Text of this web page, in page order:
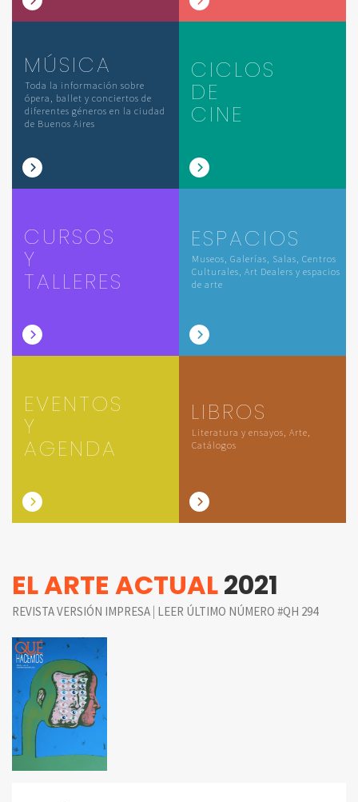
MÚSICA
Toda la información sobre
ópera, ballet y conciertos de
diferentes géneros en la ciudad
de Buenos Aires
CICLOS
DE
CINE
CURSOS
Y
TALLERES
ESPACIOS
Museos, Galerías, Salas, Centros
Culturales, Art Dealers y espacios
de arte
EVENTOS
Y
AGENDA
LIBROS
Literatura y ensayos, Arte,
Catálogos
EL ARTE ACTUAL2021
REVISTA VERSIÓN IMPRESA | LEER ÚLTIMO NÚMERO #QH 294